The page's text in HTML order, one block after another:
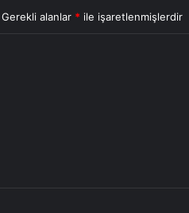
Gerekli alanlar * ile işaretlenmişlerdir